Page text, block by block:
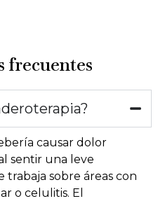
frecuentes
causar dolor
sentir una leve
trabaja sobre áreas con
o celulitis. El